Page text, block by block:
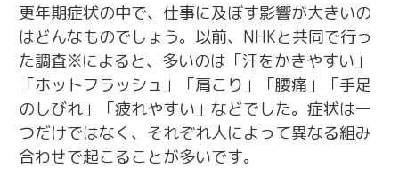
更年期症状の中で、仕事に及ぼす影響が大きいの
はどんなものでしょう。以前、NHKと共同で行っ
た調査※によると、多いのは「汗をかきやすい」
「ホットフラッシュ」「肩こり」「腰痛」「手足
のしびれ」「疲れやすい」などでした。症状は一
つだけではなく、それぞれ人によって異なる組み
合わせで起こることが多いです。